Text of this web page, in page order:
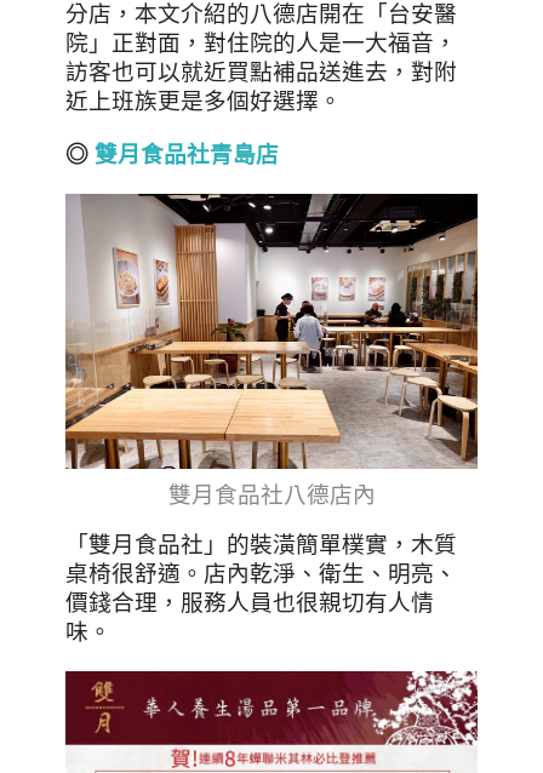
分店，本文介紹的八德店開在「台安醫
院」正對面，對住院的人是一大福音，
訪客也可以就近買點補品送進去，對附
近上班族更是多個好選擇。
◎ 雙月食品社青島店
雙月食品社八德店內
「雙月食品社」的裝潢簡單樸實，木質
桌椅很舒適。店內乾淨、衛生、明亮、
價錢合理，服務人員也很親切有人情
味。